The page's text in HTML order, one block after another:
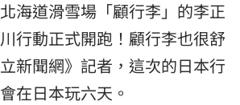
海道滑雪場「顧行李」的李正
行動正式開跑！顧行李也很舒
新聞網》記者，這次的日本行
在日本玩六天。